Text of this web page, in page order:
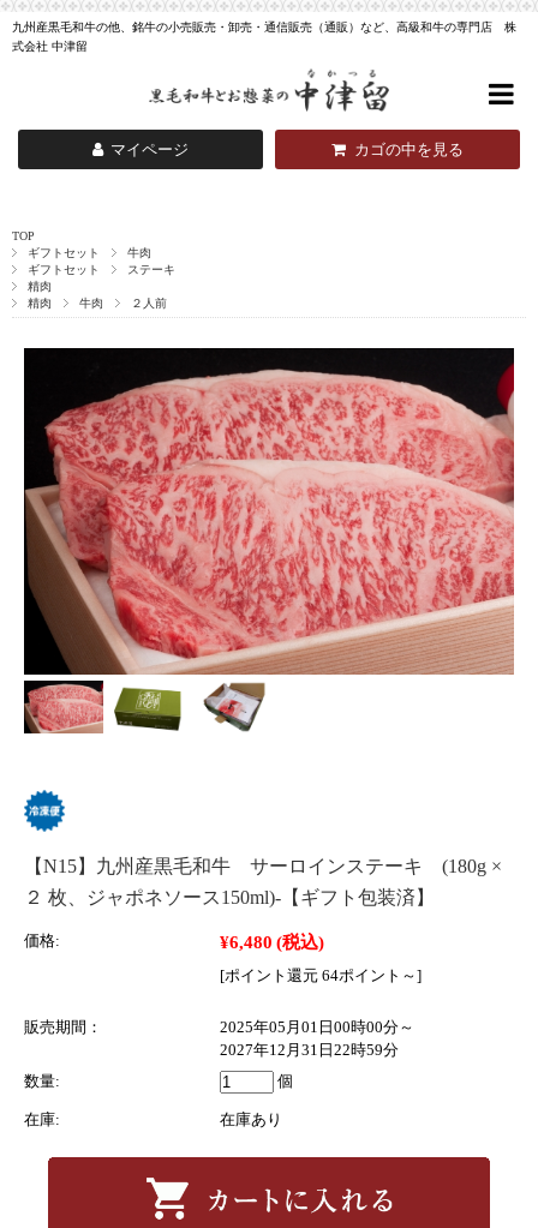
九州産黒毛和牛の他、銘牛の小売販売・卸売・通信販売（通販）など、高級和牛の専門店 株
式会社 中津留
マイページ カゴの中を見る
TOP
ギフトセット
牛肉
ギフトセット
ステーキ
精肉
精肉
牛肉 ２人前
【N15】九州産黒毛和牛 サーロインステーキ (180g ×
２ 枚、ジャポネソース150ml)-【ギフト包装済】
価格: ¥6,480 (税込)
[ポイント還元 64ポイント～]
販売期間：
2025年05月01日00時00分～
2027年12月31日22時59分
数量:
個
在庫: 在庫あり